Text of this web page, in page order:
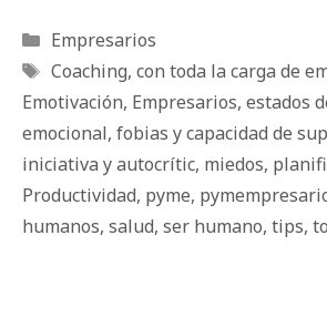
Categorías
Empresarios
Etiquetas
Coaching, con toda la carga de
Emotivación, Empresarios, estados
emocional, fobias y capacidad de
iniciativa y autocrític, miedos,
Productividad, pyme,
humanos, salud, ser humano, tips,